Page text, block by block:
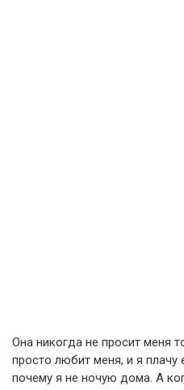
Она никогда не просит меня
просто любит меня, и я плачу
почему я не ночую дома. А